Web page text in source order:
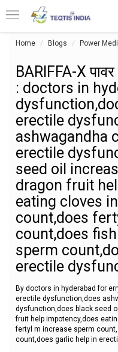
Home Blogs Power
BARIFFA-X
: doctors in
erectile
ashwagandha
erectile
seed oil
dragon fruit
eating cloves
count,does
count,does
sperm
erectile
By doctors in hyderabad for
erectile dysfunction,does
dysfunction,does black seed
fruit help impotency,does
fertyl m increase sperm
count,does garlic help in